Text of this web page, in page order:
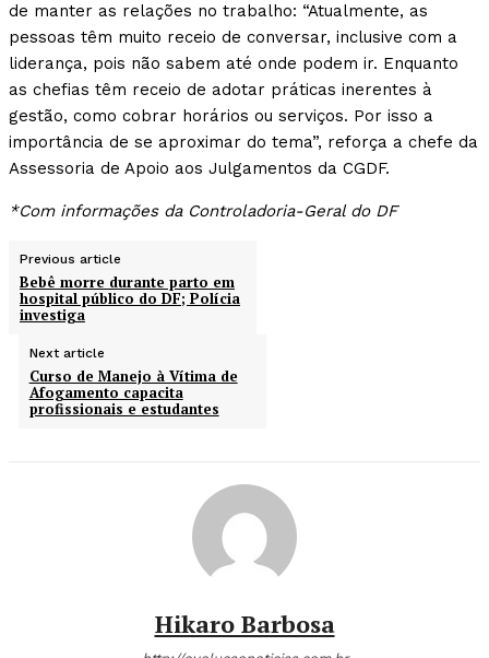
de manter as relações no trabalho: “Atualmente, as
pessoas têm muito receio de conversar, inclusive com a
liderança, pois não sabem até onde podem ir. Enquanto
as chefias têm receio de adotar práticas inerentes à
gestão, como cobrar horários ou serviços. Por isso a
importância de se aproximar do tema”, reforça a chefe da
Assessoria de Apoio aos Julgamentos da CGDF.
*Com informações da Controladoria-Geral do DF
Previous article
Bebê morre durante parto em
hospital público do DF; Polícia
investiga
Next article
Curso de Manejo à Vítima de
Afogamento capacita
profissionais e estudantes
Hikaro Barbosa